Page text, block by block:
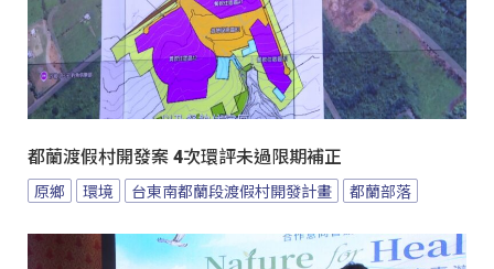
都蘭渡假村開發案 4次環評未過限期補正
原鄉 環境 台東南都蘭段渡假村開發計畫 都蘭部落